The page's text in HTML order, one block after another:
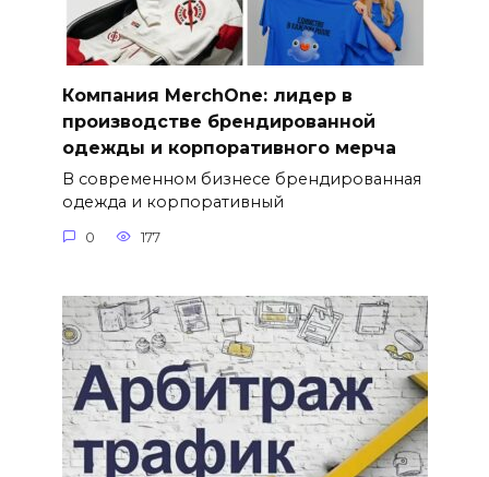
Компания MerchOne: лидер в
производстве брендированной
одежды и корпоративного мерча
В современном бизнесе брендированная
одежда и корпоративный
0 177